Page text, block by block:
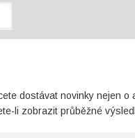
dostávat novinky nejen o
li zobrazit průběžné